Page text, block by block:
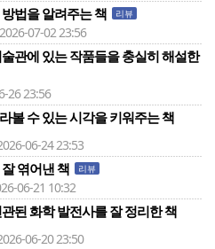
법을 알려주는 책 리뷰
07-02 23:56
관에 있는 작품들을 충실히 해설한
26 23:56
볼 수 있는 시각을 키워주는 책
06-24 23:53
엮어낸 책 리뷰
06-21 10:32
된 화학 발전사를 잘 정리한 책
06-20 23:50